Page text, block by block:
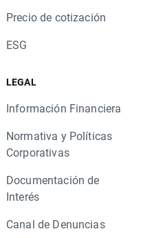
Precio de cotización
ESG
LEGAL
Información Financiera
Normativa y Políticas
Corporativas
Documentación de
Interés
Canal de Denuncias